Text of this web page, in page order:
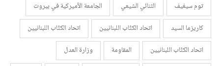
توم سيغيف
الثنائي الشيعي
الجامعة الأميركية في بيروت
كاريزما السيد
اتحاد الكتّاب اللبنانيين
اتحاد الكتّاب اللبنانيين
اتحاد الكتّاب اللبنانيين
المقاومة
وزارة العدل